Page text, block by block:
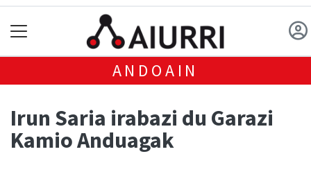
ANDOAIN
Irun Saria irabazi du Garazi
Kamio Anduagak